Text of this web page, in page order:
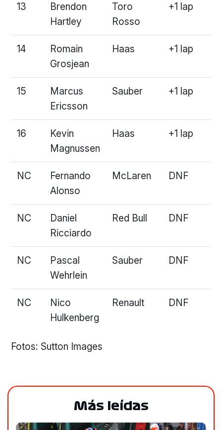
13
Brendon
Hartley
Toro
Rosso
+1 lap
14
Romain
Grosjean
Haas +1 lap
15
Marcus
Ericsson
Sauber +1 lap
16
Kevin
Magnussen
Haas +1 lap
NC
Fernando
Alonso
McLaren DNF
NC
Daniel
Ricciardo
Red Bull DNF
NC
Pascal
Wehrlein
Sauber DNF
NC
Nico
Hulkenberg
Renault DNF
Fotos: Sutton Images
Más leídas